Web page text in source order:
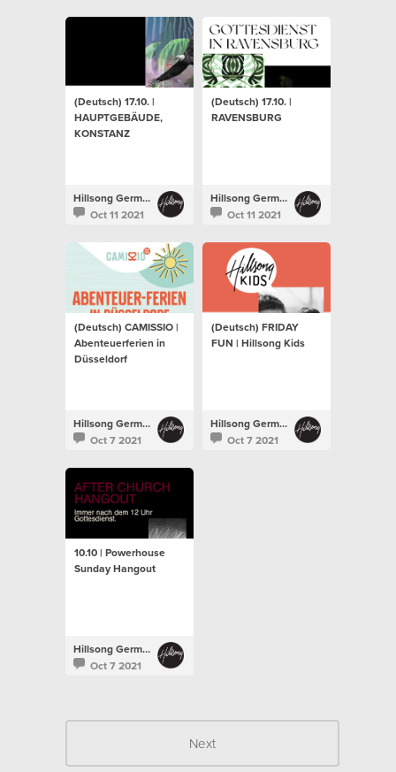
(Deutsch) 17.10. |
HAUPTGEBÄUDE,
KONSTANZ
Hillsong Germany
Oct 11 2021
(Deutsch) 17.10. |
RAVENSBURG
Hillsong Germany
Oct 11 2021
(Deutsch) CAMISSIO |
Abenteuerferien in
Düsseldorf
Hillsong Germany
Oct 7 2021
(Deutsch) FRIDAY
FUN | Hillsong Kids
Hillsong Germany
Oct 7 2021
10.10 | Powerhouse
Sunday Hangout
Hillsong Germany
Oct 7 2021
Next